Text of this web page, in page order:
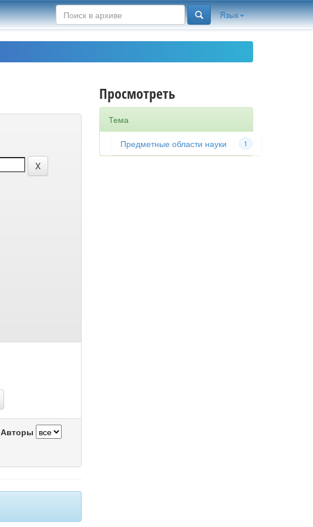
Язык
Авторы
Просмотреть
Тема
1
Предметные области науки